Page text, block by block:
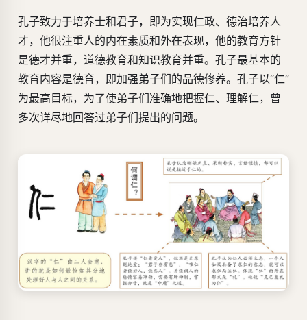
孔子致力于培养士和君子，即为实现仁政、德治培养人
才，他很注重人的内在素质和外在表现，他的教育方针
是德才并重，道德教育和知识教育并重。孔子最基本的
教育内容是德育，即加强弟子们的品德修养。孔子以“仁”
为最高目标，为了使弟子们准确地把握仁、理解仁，曾
多次详尽地回答过弟子们提出的问题。